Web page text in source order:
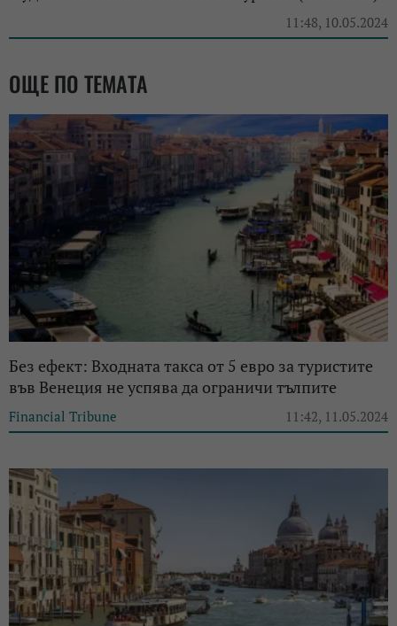
11:48, 10.05.2024
ОЩЕ ПО ТЕМАТА
Без ефект: Входната такса от 5 евро за туристите
във Венеция не успява да ограничи тълпите
Financial Tribune 11:42, 11.05.2024